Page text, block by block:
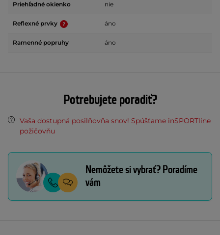
Priehľadné okienko nie
Reflexné prvky áno
Ramenné popruhy áno
Potrebujete poradiť?
Vaša dostupná posilňovňa snov! Spúšťame inSPORTline
požičovňu
Nemôžete si vybrať? Poradíme
vám